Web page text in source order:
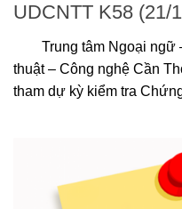
UDCNTT K58 (21/
Trung tâm Ngoại ngữ
thuật – Công nghệ Cần
tham dự kỳ kiểm tra